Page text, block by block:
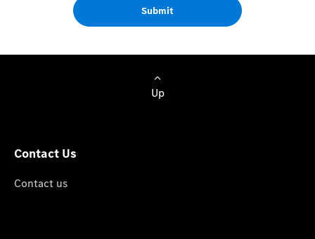
Submit
Up
Contact Us
Contact us